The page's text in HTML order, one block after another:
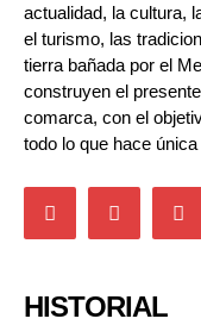
actualidad, la cultura,
el turismo, las
tierra bañada por el
construyen el
comarca, con el
todo lo que hace
HISTORIAL